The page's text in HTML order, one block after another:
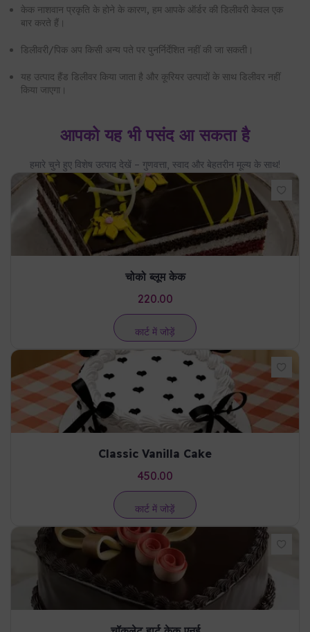
डिज़ाइन और आइसिंग यहाँ दिखाई गई छवि से भिन्न हो सकती है।
को ठंडी सूखी जगह पर रखें
हमने विशेष मिओ अमोरे पैकेजिंग विकसित की है ताकि यह आपके पास सही स्थिति
में पहुँचे
निर्भर करता है।
बार करते हैं।
डिलीवरी/पिक अप किसी अन्य पते पर पुनर्निर्देशित नहीं की जा सकती।
यह उत्पाद हैंड डिलीवर किया जाता है और कूरियर उत्पादों के साथ डिलीवर नहीं
किया जाएगा।
आपको यह भी पसंद आ सकता है
चोको ब्लूम केक
कार्ट में जोड़ें
Classic Vanilla Cake